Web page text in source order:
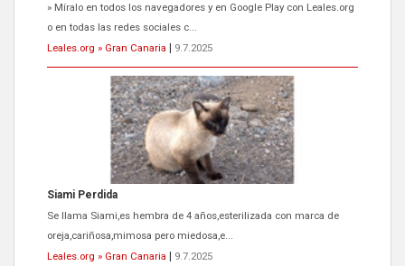
» Míralo en todos los navegadores y en Google Play con Leales.org
o en todas las redes sociales c...
Leales.org » Gran Canaria
9.7.2025
Siami Perdida
Se llama Siami,es hembra de 4 años,esterilizada con marca de
oreja,cariñosa,mimosa pero miedosa,e...
Leales.org » Gran Canaria
9.7.2025